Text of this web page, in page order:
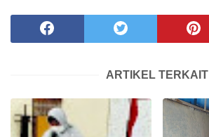
ARTIKEL TERKAIT